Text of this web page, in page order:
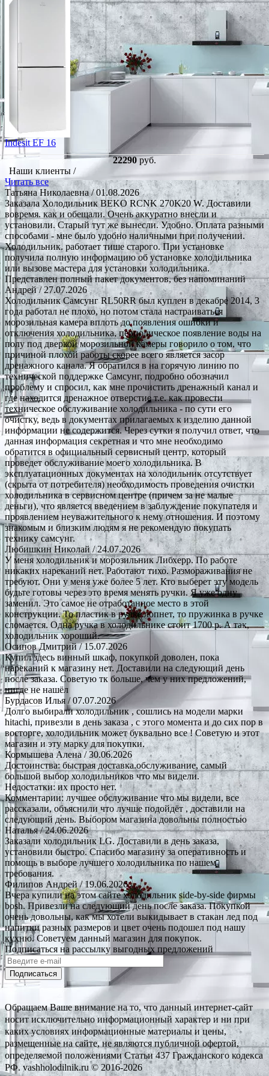
Indesit EF 16
22290руб.
Наши клиенты /
Читать все
Татьяна Николаевна/ 01.08.2026
Заказала Холодильник BEKO RCNK 270K20 W. Доставили
вовремя. как и обещали. Очень аккуратно внесли и
установили. Старый тут же вынесли. Удобно. Оплата разными
способами - мне было удобно наличными при получении.
Холодильник. работает тише старого. При установке
получила полную информацию об установке холодильника
или вызове мастера для установки холодильника.
Представлен полный пакет документов, без напоминаний
Андрей/ 27.07.2026
Холодильник Самсунг RL50RR был куплен в декабре 2014, 3
года работал не плохо, но потом стала настраиваться
морозильная камера вплоть до появления ошибки и
отключения холодильника, периодическое появление воды на
полу под дверкой морозильной камеры говорило о том, что
причиной плохой работы скорее всего является засор
дренажного канала. Я обратился в на горячую линию по
технической поддержке Самсунг, подробно обозначил
проблему и спросил, как мне прочистить дренажный канал и
где находится дренажное отверстие т.е. как провести
техническое обслуживание холодильника - по сути его
очистку, ведь в документах прилагаемых к изделию данной
информации не содержится. Через сутки я получил ответ, что
данная информация секретная и что мне необходимо
обратится в официальный сервисный центр, который
проведет обслуживание моего холодильника. В
эксплуатационных документах на холодильник отсутствует
(скрыта от потребителя) необходимость проведения очистки
холодильника в сервисном центре (причем за не малые
деньги), что является введением в заблуждение покупателя и
проявлением неуважительного к нему отношения. И поэтому
знакомым и близким людям я не рекомендую покупать
технику самсунг.
Любишкин Николай/ 24.07.2026
У меня холодильник и морозильник Либхерр. По работе
никаких нареканий нет. Работают тихо. Размораживания не
требуют. Они у меня уже более 5 лет. Кто выберет эту модель
будьте готовы через это время менять ручки. Я уже одну
заменил. Это самое не отработанное место в этой
конструкции. То пластик в ручке лопнет, то пружинка в ручке
сломается. Одна ручка в холодильнике стоит 1700 р. А так,
холодильник хороший.
Осипов Дмитрий/ 15.07.2026
Купил здесь винный шкаф, покупкой доволен, пока
нареканий к магазину нет. Доставили на следующий день
после заказа. Советую тк больше, чем у них предложений,
нигде не нашёл
Бурдасов Илья / 07.07.2026
Долго выбирали холодильник , сошлись на модели марки
hitachi, привезли в день заказа , с этого момента и до сих пор в
восторге, холодильник может буквально все ! Советую и этот
магазин и эту марку для покупки.
Кормышева Алена/ 30.06.2026
Достоинства: быстрая доставка.обслуживание, самый
большой выбор холодильников что мы видели.
Недостатки: их просто нет.
Комментарии: лучшее обслуживание что мы видели, все
рассказали, объяснили что лучше подойдёт , доставили на
следующий день. Выбором магазина довольны полностью
Наталья/ 24.06.2026
Заказали холодильник LG. Доставили в день заказа,
установили быстро. Спасибо магазину за оперативность и
помощь в выборе лучшего холодильника по нашем
требования.
Филипов Андрей/ 19.06.2026
Вчера купили на этом сайте холодильник side-by-side фирмы
bosh. Привезли на следующий день после заказа. Покупкой
очень довольны, как мы хотели выкидывает в стакан лед под
напитки разных размеров и цвет очень подошел под нашу
кухню. Советуем данный магазин для покупок.
Подписаться на рассылку выгодных предложений
Подписаться
Обращаем Ваше внимание на то, что данный интернет-сайт
носит исключительно информационный характер и ни при
каких условиях информационные материалы и цены,
размещенные на сайте, не являются публичной офертой,
определяемой положениями Статьи 437 Гражданского кодекса
РФ. vashholodilnik.ru © 2016-2026